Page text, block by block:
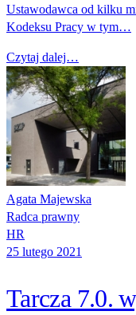
Ustawodawca od kilku
Kodeksu Pracy w tym…
Czytaj dalej…
Agata Majewska
Radca prawny
HR
25 lutego 2021
Tarcza 7.0.